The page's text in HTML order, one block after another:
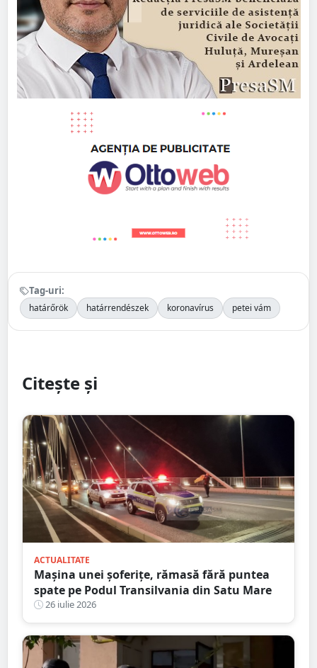
Tag-uri:
határőrök határrendészek koronavírus petei vám
Citește și
ACTUALITATE
Mașina unei șoferițe, rămasă fără puntea
spate pe Podul Transilvania din Satu Mare
26 iulie 2026